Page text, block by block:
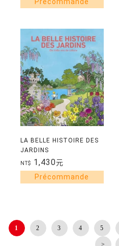
TROUBLES
LA BELLE HISTOIRE DES
JARDINS
NT$ 1,430元
1 2 3 4 5
>